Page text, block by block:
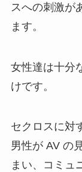
スへの刺激が
ます。
女性達は十分
けです。
セクロスに対
男性が AV の
まい、コミュ